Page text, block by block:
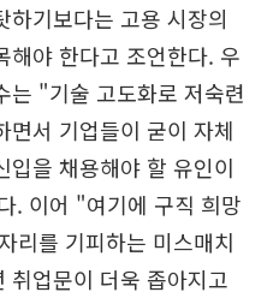
하기보다는 고용 시장의
해야 한다고 조언한다. 우
는 "기술 고도화로 저숙련
면서 기업들이 굳이 자체
입을 채용해야 할 유인이
. 이어 "여기에 구직 희망
리를 기피하는 미스매치
취업문이 더욱 좁아지고